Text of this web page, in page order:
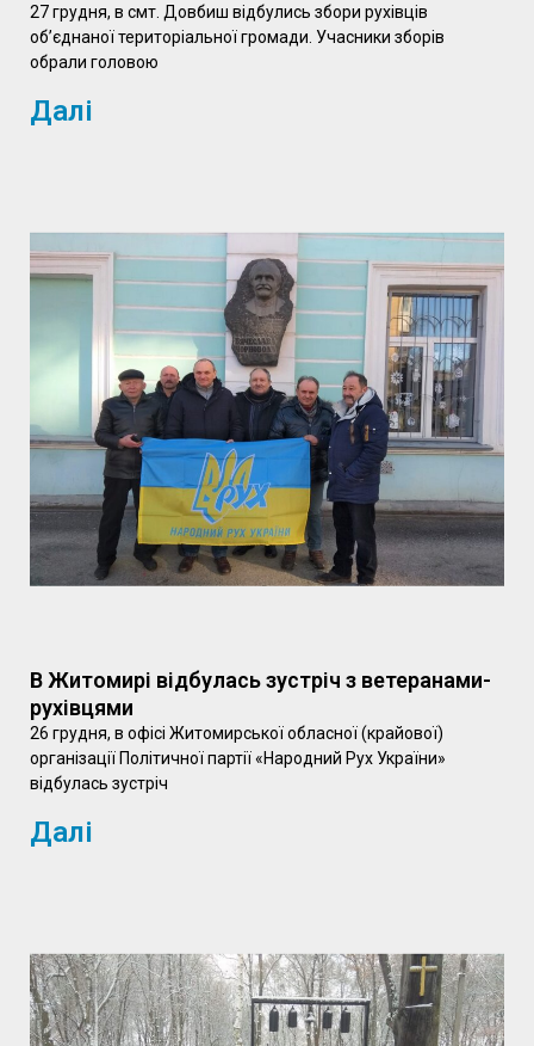
27 грудня, в смт. Довбиш відбулись збори рухівців
об’єднаної територіальної громади. Учасники зборів
обрали головою
Далі
В Житомирі відбулась зустріч з ветеранами-
рухівцями
26 грудня, в офісі Житомирської обласної (крайової)
організації Політичної партії «Народний Рух України»
відбулась зустріч
Далі